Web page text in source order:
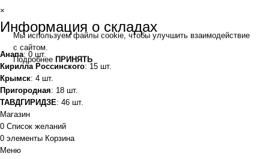
Мы используем файлы cookie, чтобы улучшить взаимодействие
с сайтом.
Подробнее ПРИНЯТЬ
×
Информация о складах
Анапа: 0 шт.
Кирилла Россинского: 15 шт.
Крымск: 4 шт.
Пригородная: 18 шт.
ТАВДГИРИДЗЕ: 46 шт.
Магазин
0 Список желаний
0 элементы Корзина
Меню